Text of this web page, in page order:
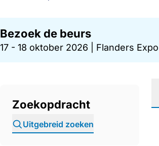
Bezoek de beurs
17 - 18 oktober 2026 Flanders
Zoekopdracht
Uitgebreid zoeken